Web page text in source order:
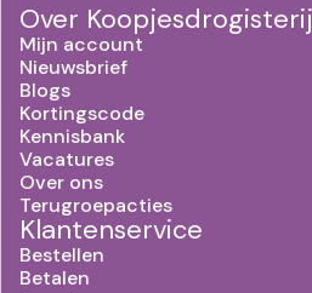
Over
Mijn account
Nieuwsbrief
Blogs
Kortingscode
Kennisbank
Vacatures
Over ons
Terugroepacties
Klantenservice
Bestellen
Betalen